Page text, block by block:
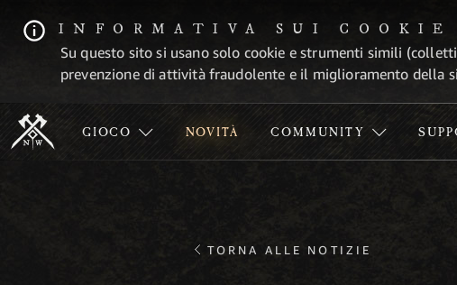
INFORMATIVA SUI COOKIE
Su questo sito si usano solo cookie e strumenti simili
prevenzione di attività fraudolente e il miglioramento della
GIOCO NOVITÀ COMMUNITY
TORNA ALLE NOTIZIE